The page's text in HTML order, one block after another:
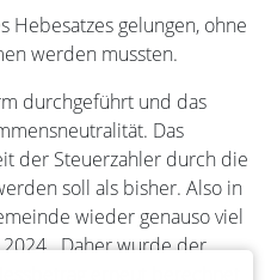
Hebesatzes gelungen, ohne
werden mussten.
durchgeführt und das
Das
der Steuerzahler durch die
soll als bisher. Also in
wieder genauso viel
2024. Daher wurde der